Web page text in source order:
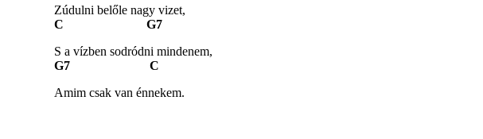
Zúdulni belőle nagy vizet,
C G7
S a vízben sodródni mindenem,
G7 C
Amim csak van énnekem.